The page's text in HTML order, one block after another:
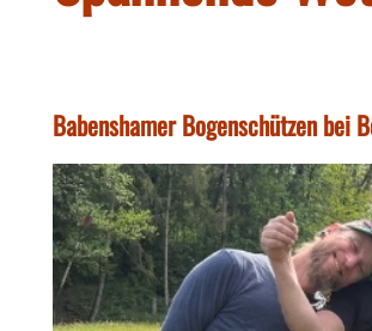
Babenshamer Bogenschützen